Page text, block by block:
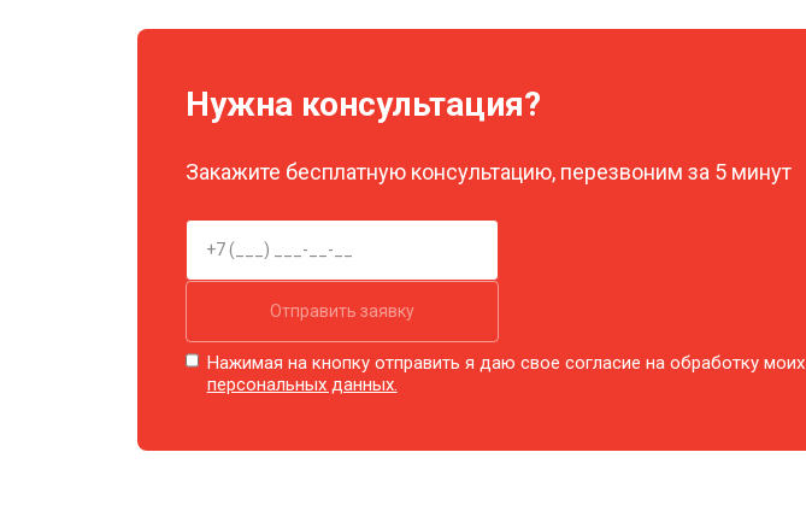
Нужна консультация?
Закажите бесплатную консультацию, перезвоним за 5 минут
Отправить заявку
Нажимая на кнопку отправить я даю свое согласие на обработку моих
персональных данных.